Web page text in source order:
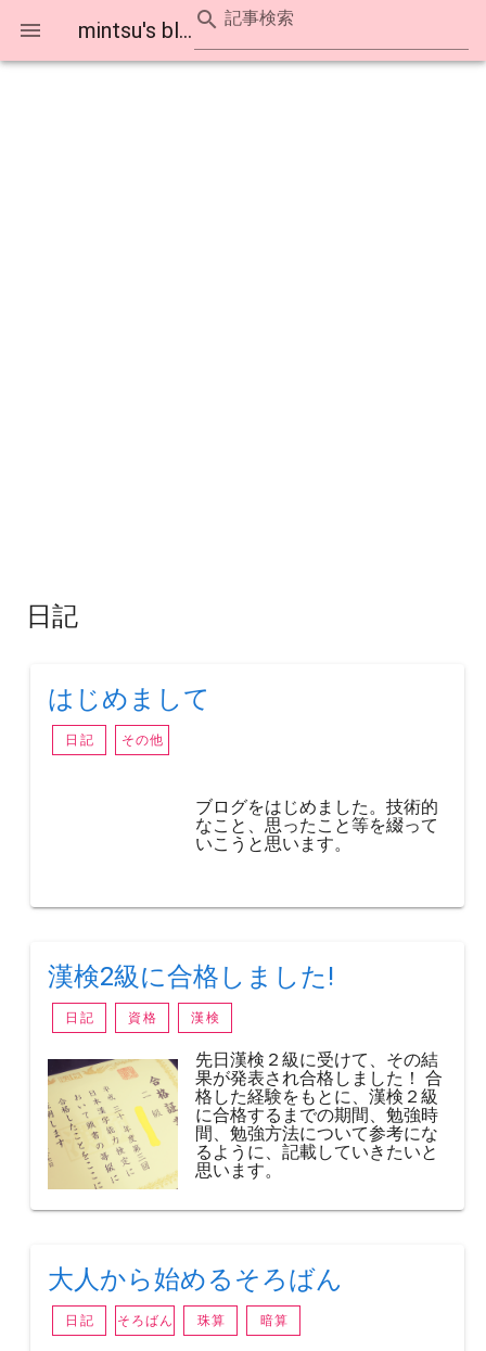
mintsu's blog 記事検索
日記
はじめまして
日記 その他
ブログをはじめました。技術的
なこと、思ったこと等を綴って
いこうと思います。
漢検2級に合格しました!
日記 資格 漢検
先日漢検２級に受けて、その結
果が発表され合格しました！ 合
格した経験をもとに、漢検２級
に合格するまでの期間、勉強時
間、勉強方法について参考にな
るように、記載していきたいと
思います。
大人から始めるそろばん
日記 そろばん 珠算 暗算